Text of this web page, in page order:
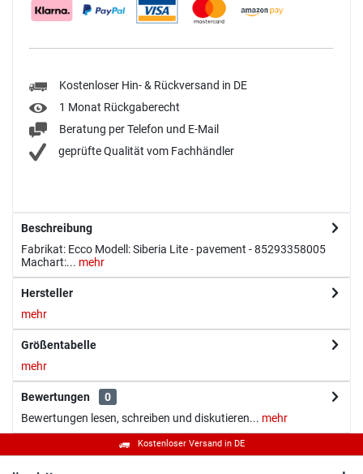
Kostenloser Hin- & Rückversand in DE
1 Monat Rückgaberecht
Beratung per Telefon und E-Mail
geprüfte Qualität vom Fachhändler
Beschreibung
Fabrikat: Ecco Modell: Siberia Lite - pavement - 85293358005
Machart:... mehr
Hersteller
mehr
Größentabelle
mehr
Bewertungen
0
Bewertungen lesen, schreiben und diskutieren... mehr
Kostenloser Versand in DE